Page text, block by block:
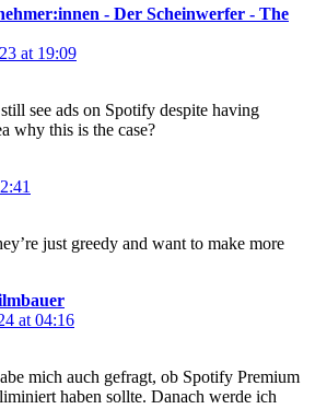
- Der Scheinwerfer - The
at 19:09
see ads on Spotify despite having
why this is the case?
just greedy and want to make more
at 04:16
mich auch gefragt, ob Spotify Premium
haben sollte. Danach werde ich